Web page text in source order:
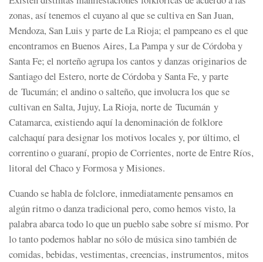
zonas, así tenemos el cuyano al que se cultiva en San Juan,
Mendoza, San Luis y parte de La Rioja; el pampeano es el que
encontramos en Buenos Aires, La Pampa y sur de Córdoba y
Santa Fe; el norteño agrupa los cantos y danzas originarios de
Santiago del Estero, norte de Córdoba y Santa Fe, y parte
de Tucumán; el andino o salteño, que involucra los que se
cultivan en Salta, Jujuy, La Rioja, norte de Tucumán y
Catamarca, existiendo aquí la denominación de folklore
calchaquí para designar los motivos locales y, por último, el
correntino o guaraní, propio de Corrientes, norte de Entre Ríos,
litoral del Chaco y Formosa y Misiones.
Cuando se habla de folclore, inmediatamente pensamos en
algún ritmo o danza tradicional pero, como hemos visto, la
palabra abarca todo lo que un pueblo sabe sobre sí mismo. Por
lo tanto podemos hablar no sólo de música sino también de
comidas, bebidas, vestimentas, creencias, instrumentos, mitos